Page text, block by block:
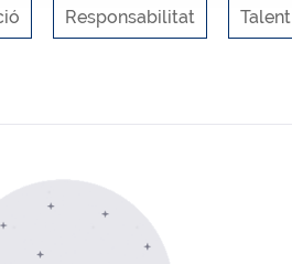
Responsabilitat Talent